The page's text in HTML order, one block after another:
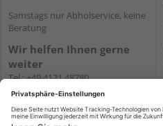
Samstags nur Abholservice, keine
Beratung
Wir helfen Ihnen gerne
weiter
Tel.:+49 4121 48780
E-Mail:onlineshop@holz-
WhatsApp